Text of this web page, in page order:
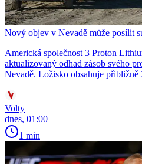
Nový objev v Nevadě může posílit
Americká společnost 3 Proton
aktualizovaný odhad zásob svého
Nevadě. Ložisko obsahuje
Volty
dnes, 01:00
1 min